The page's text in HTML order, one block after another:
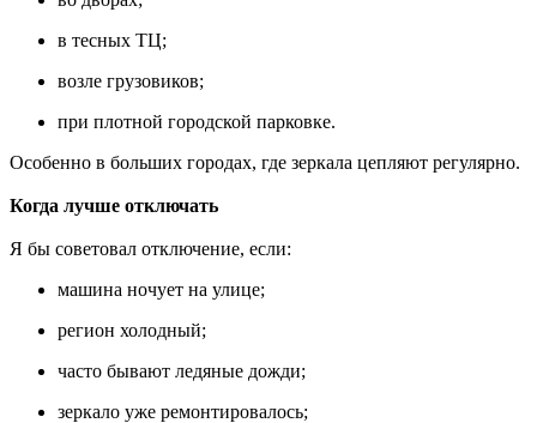
в тесных ТЦ;
возле грузовиков;
при плотной городской парковке.
Особенно в больших городах, где зеркала цепляют регулярно.
Когда лучше отключать
Я бы советовал отключение, если:
машина ночует на улице;
регион холодный;
часто бывают ледяные дожди;
зеркало уже ремонтировалось;